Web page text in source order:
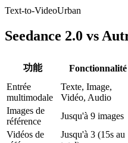
Text-to-VideoUrban
Seedance 2.0 vs
功能 Fonctionnalité
Entrée
multimodale
Texte, Image,
Vidéo, Audio
Images de
référence
Jusqu'à 9 images
Vidéos de
Jusqu'à 3 (15s au